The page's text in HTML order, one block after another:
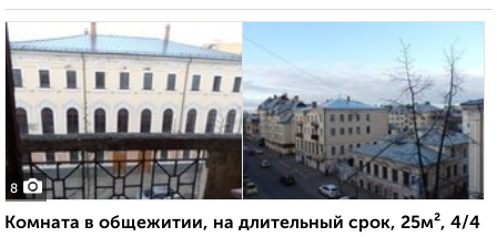
8
Комната в общежитии, на длительный срок, 25м², 4/4